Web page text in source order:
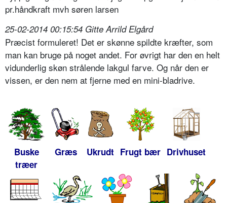
pr.håndkraft mvh søren larsen
25-02-2014 00:15:54 Gitte Arrild Elgård
Præcist formuleret! Det er skønne spildte kræfter, som
man kan bruge på noget andet. For øvrigt har den en helt
vidunderlig skøn strålende lakgul farve. Og når den er
vissen, er den nem at fjerne med en mini-bladrive.
Buske
træer
Græs Ukrudt Frugt bær Drivhuset